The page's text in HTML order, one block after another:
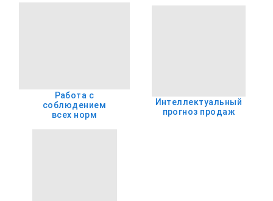
Работа с
соблюдением
всех норм
Интеллектуальный
прогноз продаж